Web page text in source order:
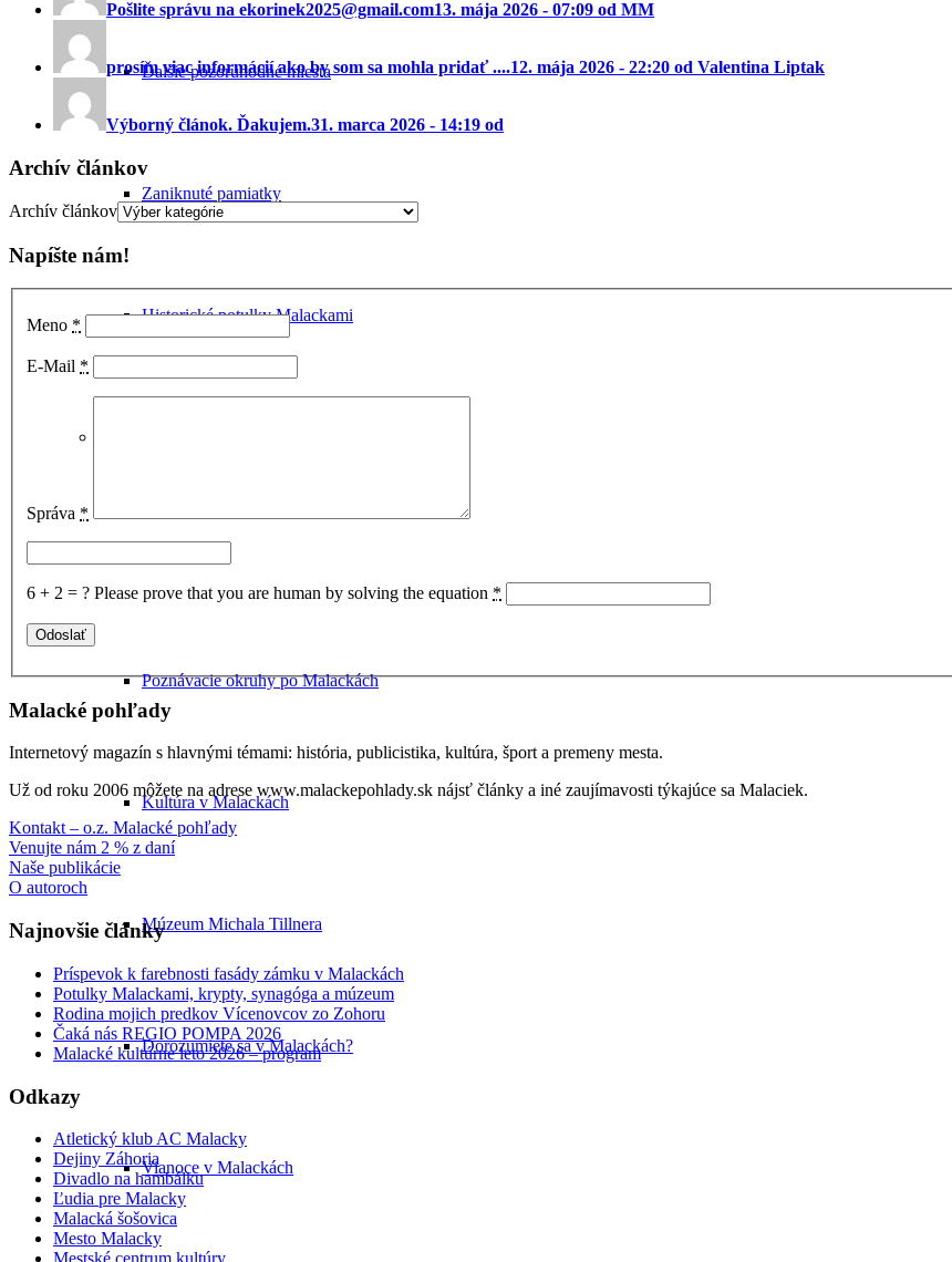
Ďalšie pozoruhodné miesta
Zaniknuté pamiatky
Historické potulky Malackami
Poznávacie okruhy po Malackách
Kultúra v Malackách
Múzeum Michala Tillnera
Dorozumiete sa v Malackách?
Vianoce v Malackách
Pošlite správu na ekorinek2025@gmail.com13. mája 2026 - 07:09 od MM
prosím viac informácií ako by som sa mohla pridať ....12. mája 2026 - 22:20 od Valentina Liptak
Výborný článok. Ďakujem.31. marca 2026 - 14:19 od
Archív článkov
Archív článkov
Napíšte nám!
Meno *
E-Mail *
Správa *
6 + 2 = ? Please prove that you are human by solving the equation *
Malacké pohľady
Internetový magazín s hlavnými témami: história, publicistika, kultúra, šport a premeny mesta.
Už od roku 2006 môžete na adrese www.malackepohlady.sk nájsť články a iné zaujímavosti týkajúce sa Malaciek.
Kontakt – o.z. Malacké pohľady
Venujte nám 2 % z daní
Naše publikácie
O autoroch
Najnovšie články
Príspevok k farebnosti fasády zámku v Malackách
Potulky Malackami, krypty, synagóga a múzeum
Rodina mojich predkov Vícenovcov zo Zohoru
Čaká nás REGIO POMPA 2026
Malacké kultúrne leto 2026 – program
Odkazy
Atletický klub AC Malacky
Dejiny Záhoria
Divadlo na hambálku
Ľudia pre Malacky
Malacká šošovica
Mesto Malacky